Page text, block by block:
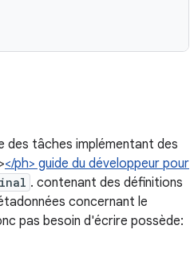
des tâches implémentant des
</ph> guide du développeur pour
. contenant des définitions
concernant le
pas besoin d'écrire possède: